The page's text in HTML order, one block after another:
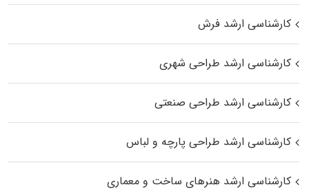
کارشناسی ارشد فرش
کارشناسی ارشد طراحی شهری
کارشناسی ارشد طراحی صنعتی
کارشناسی ارشد طراحی پارچه و لباس
کارشناسی ارشد هنرهای ساخت و معماری